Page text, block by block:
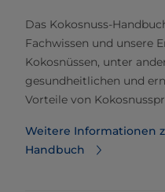
​Das Kokosnuss-
Fachwissen und unsere
Kokosnüssen, unter
gesundheitlichen und
Vorteile von
Weitere Informationen
Handbuch